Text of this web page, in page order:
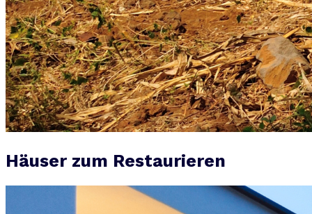
Häuser zum Restaurieren